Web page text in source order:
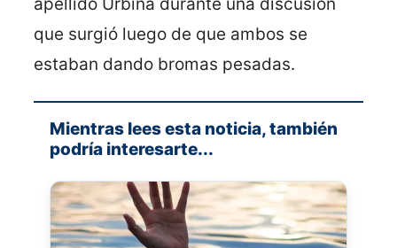
que surgió luego de que ambos se
estaban dando bromas pesadas.
Mientras lees esta noticia, también
podría interesarte...